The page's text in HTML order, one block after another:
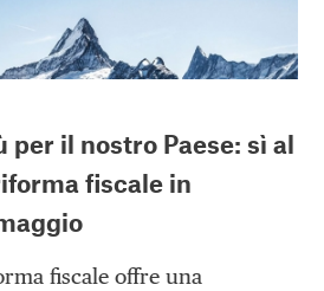
per il nostro Paese:sì al
fiscale in
fiscale offre una